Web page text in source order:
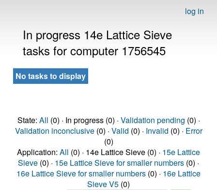
log in
In progress 14e Lattice Sieve
tasks for computer 1756545
No tasks to display
State: All (0) · In progress (0) · Validation pending (0) ·
Validation inconclusive(0) · Valid (0) · Invalid (0) · Error
(0)
Application: All (0) · 14e Lattice Sieve (0) · 15e Lattice
Sieve (0) · 15e Lattice Sieve for smaller numbers (0) ·
16e Lattice Sieve for smaller numbers (0) · 16e Lattice
Sieve V5 (0)